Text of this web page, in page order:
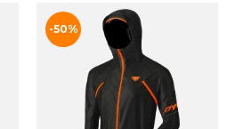
-50%